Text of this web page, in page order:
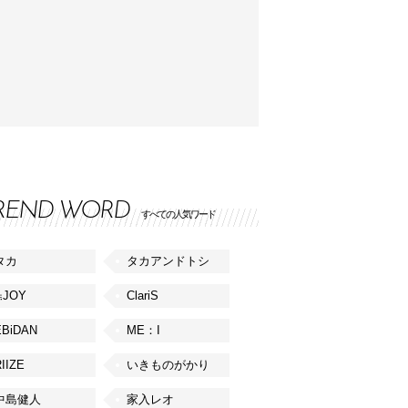
WORD すべての人気ワード
カ タカアンドトシ
ClariS
ME：I
いきものがかり
島健人 家入レオ